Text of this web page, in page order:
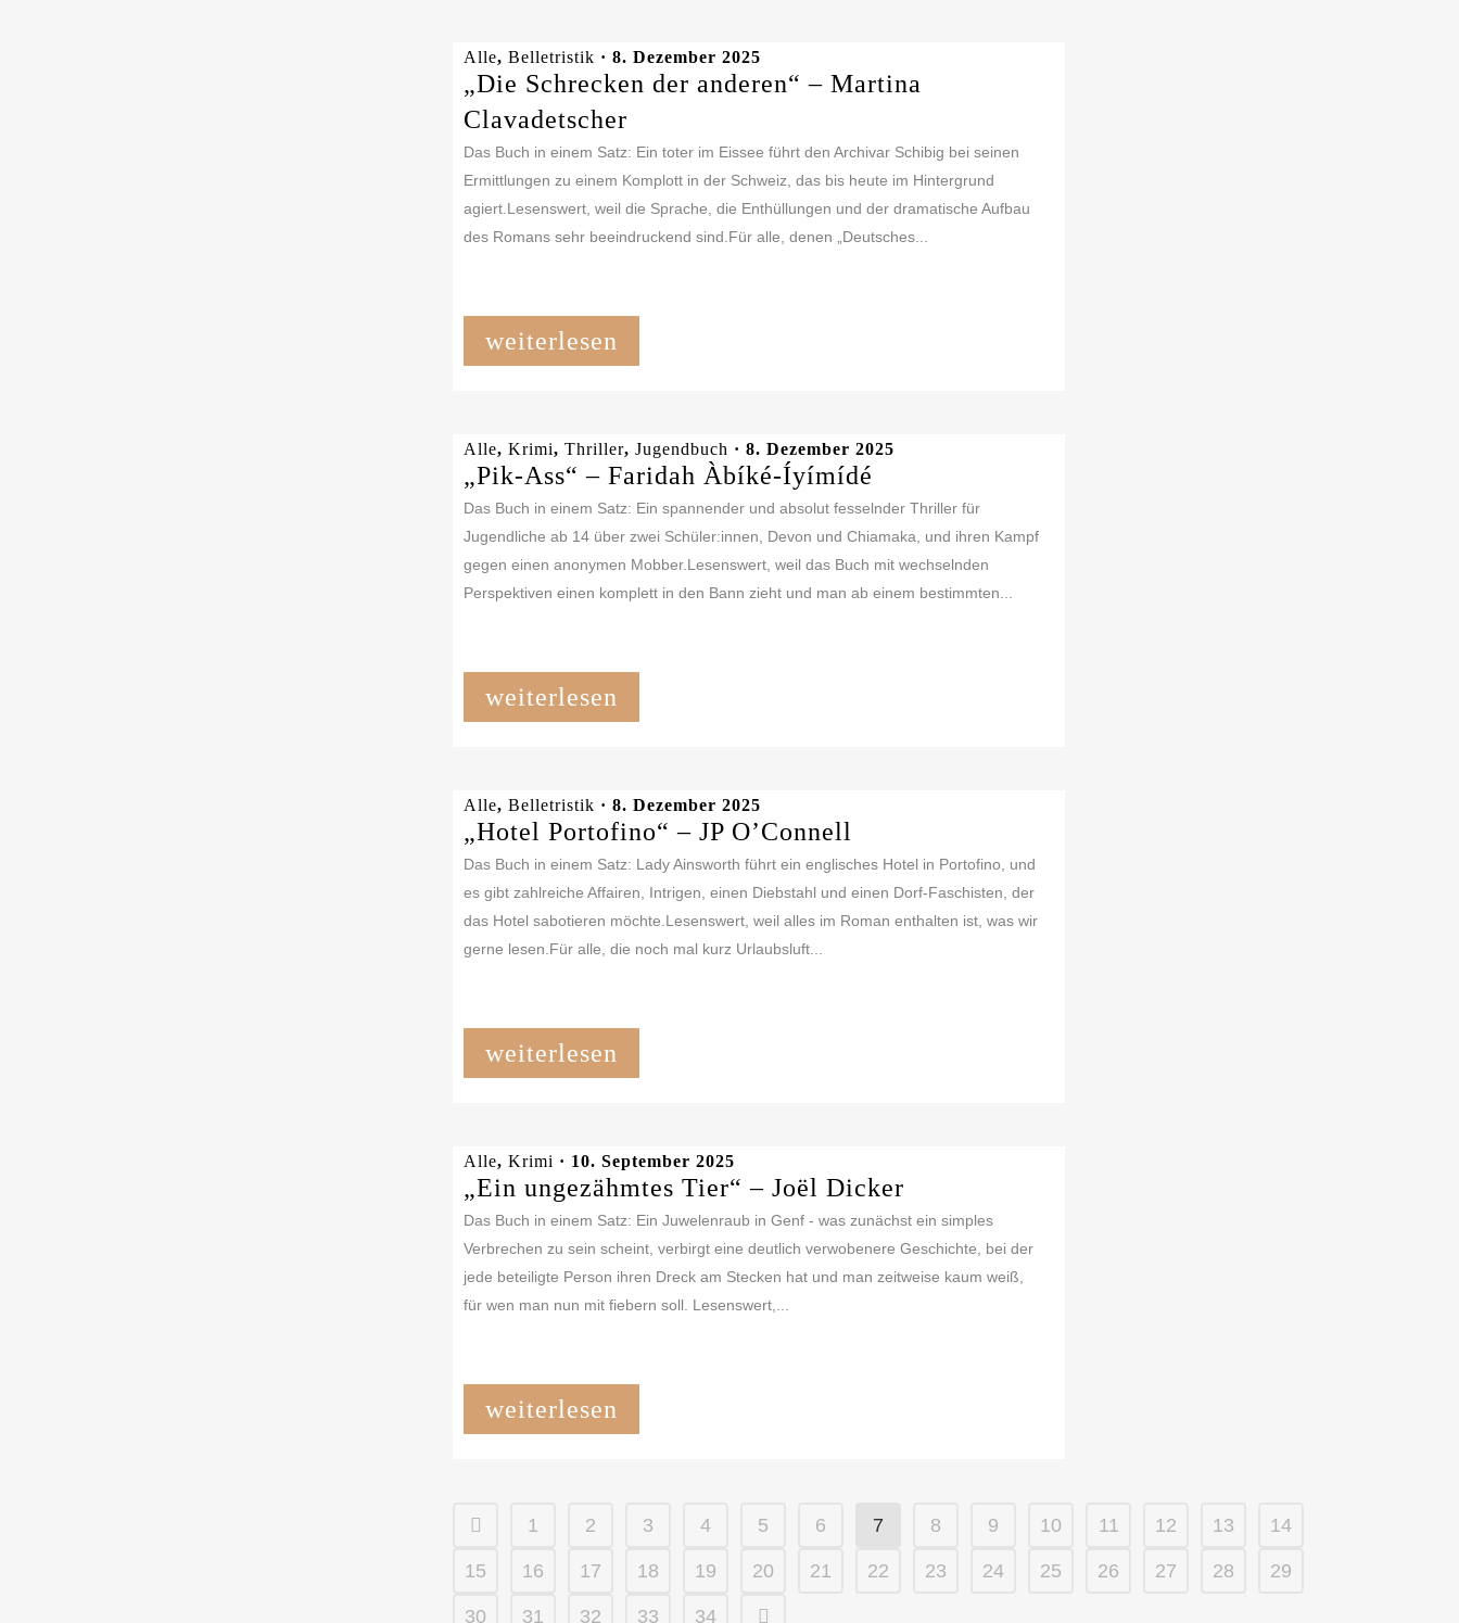
Alle, Belletristik · 8. Dezember 2025
„Die Schrecken der anderen“ – Martina
Clavadetscher
Das Buch in einem Satz: Ein toter im Eissee führt den Archivar Schibig bei seinen
Ermittlungen zu einem Komplott in der Schweiz, das bis heute im Hintergrund
agiert.Lesenswert, weil die Sprache, die Enthüllungen und der dramatische Aufbau
des Romans sehr beeindruckend sind.Für alle, denen „Deutsches...
weiterlesen
Alle, Krimi, Thriller, Jugendbuch · 8. Dezember 2025
„Pik-Ass“ – Faridah Àbíké-Íyímídé
Das Buch in einem Satz: Ein spannender und absolut fesselnder Thriller für
Jugendliche ab 14 über zwei Schüler:innen, Devon und Chiamaka, und ihren Kampf
gegen einen anonymen Mobber.Lesenswert, weil das Buch mit wechselnden
Perspektiven einen komplett in den Bann zieht und man ab einem bestimmten...
weiterlesen
Alle, Belletristik · 8. Dezember 2025
„Hotel Portofino“ – JP O’Connell
Das Buch in einem Satz: Lady Ainsworth führt ein englisches Hotel in Portofino, und
es gibt zahlreiche Affairen, Intrigen, einen Diebstahl und einen Dorf-Faschisten, der
das Hotel sabotieren möchte.Lesenswert, weil alles im Roman enthalten ist, was wir
gerne lesen.Für alle, die noch mal kurz Urlaubsluft...
weiterlesen
Alle, Krimi · 10. September 2025
„Ein ungezähmtes Tier“ – Joël Dicker
Das Buch in einem Satz: Ein Juwelenraub in Genf - was zunächst ein simples
Verbrechen zu sein scheint, verbirgt eine deutlich verwobenere Geschichte, bei der
jede beteiligte Person ihren Dreck am Stecken hat und man zeitweise kaum weiß,
für wen man nun mit fiebern soll. Lesenswert,...
weiterlesen
1 2 3 4 5 6 7 8 9 10 11 12 13 14
15 16 17 18 19 20 21 22 23 24 25 26 27 28 29
30 31 32 33 34